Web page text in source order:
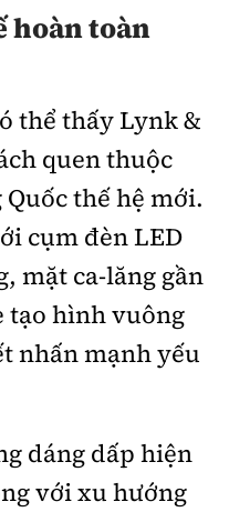
hoàn toàn
thể thấy Lynk &
quen thuộc
thế hệ mới.
cụm đèn LED
mặt ca-lăng gần
tạo hình vuông
nhấn mạnh yếu
dáng dấp hiện
với xu hướng